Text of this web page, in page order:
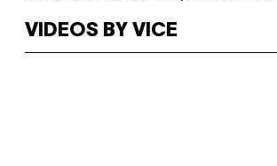
VIDEOS BY VICE